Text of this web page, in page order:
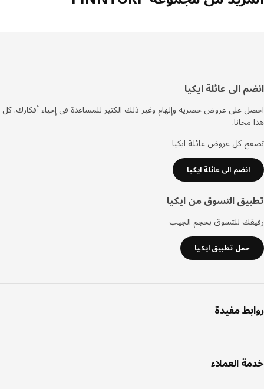
الى عائلة ايكيا
على عروض حصرية وإلهام وغير ذلك الكثير للمساعدة في إحياء أفكارك. كل
كل عروض عائلة ايكيا
انضم الى عائلة ايكيا
التسوق من ايكيا
للتسوق بحجم الجيب
حمل تطبيق ايكيا
مفيدة
العملاء